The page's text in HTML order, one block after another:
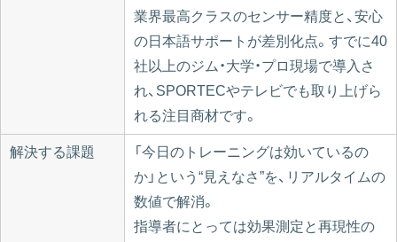
業界最高クラスのセンサー精度と、安心
の日本語サポートが差別化点。すでに40
社以上のジム・大学・プロ現場で導入さ
れ、SPORTECやテレビでも取り上げら
れる注目商材です。
解決する課題
「今日のトレーニングは効いているの
か」という“見えなさ”を、リアルタイムの
数値で解消。
指導者にとっては効果測定と再現性の